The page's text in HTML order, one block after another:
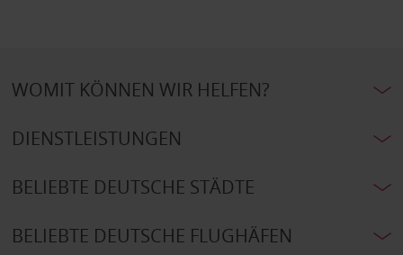
WOMIT KÖNNEN WIR HELFEN?
DIENSTLEISTUNGEN
BELIEBTE DEUTSCHE STÄDTE
BELIEBTE DEUTSCHE FLUGHÄFEN